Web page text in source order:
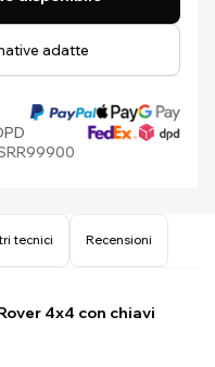
adatte
tecnici Recensioni
4x4 con chiavi